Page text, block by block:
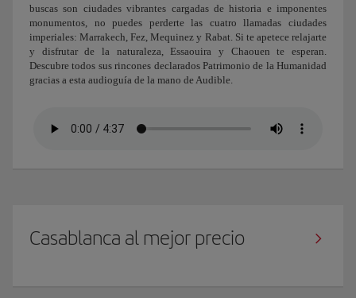
buscas son ciudades vibrantes cargadas de historia e imponentes
monumentos, no puedes perderte las cuatro llamadas ciudades
imperiales: Marrakech, Fez, Mequinez y Rabat. Si te apetece relajarte
y disfrutar de la naturaleza, Essaouira y Chaouen te esperan.
Descubre todos sus rincones declarados Patrimonio de la Humanidad
gracias a esta audioguía de la mano de Audible.
Casablanca al mejor precio